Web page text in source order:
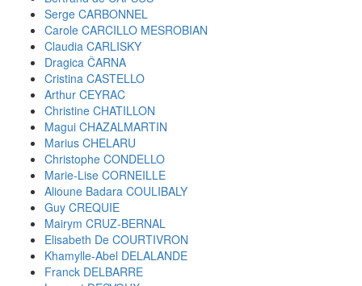
Serge CARBONNEL
Carole CARCILLO MESROBIAN
Claudia CARLISKY
Dragica ČARNA
Cristina CASTELLO
Arthur CEYRAC
Christine CHATILLON
Magui CHAZALMARTIN
Marius CHELARU
Christophe CONDELLO
Marie-Lise CORNEILLE
Alioune Badara COULIBALY
Guy CREQUIE
Mairym CRUZ-BERNAL
Elisabeth De COURTIVRON
Khamylle-Abel DELALANDE
Franck DELBARRE